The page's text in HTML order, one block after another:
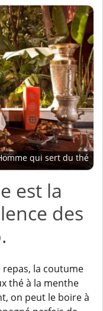
qui sert du thé
est la
des
la coutume
thé à la menthe
on peut le boire à